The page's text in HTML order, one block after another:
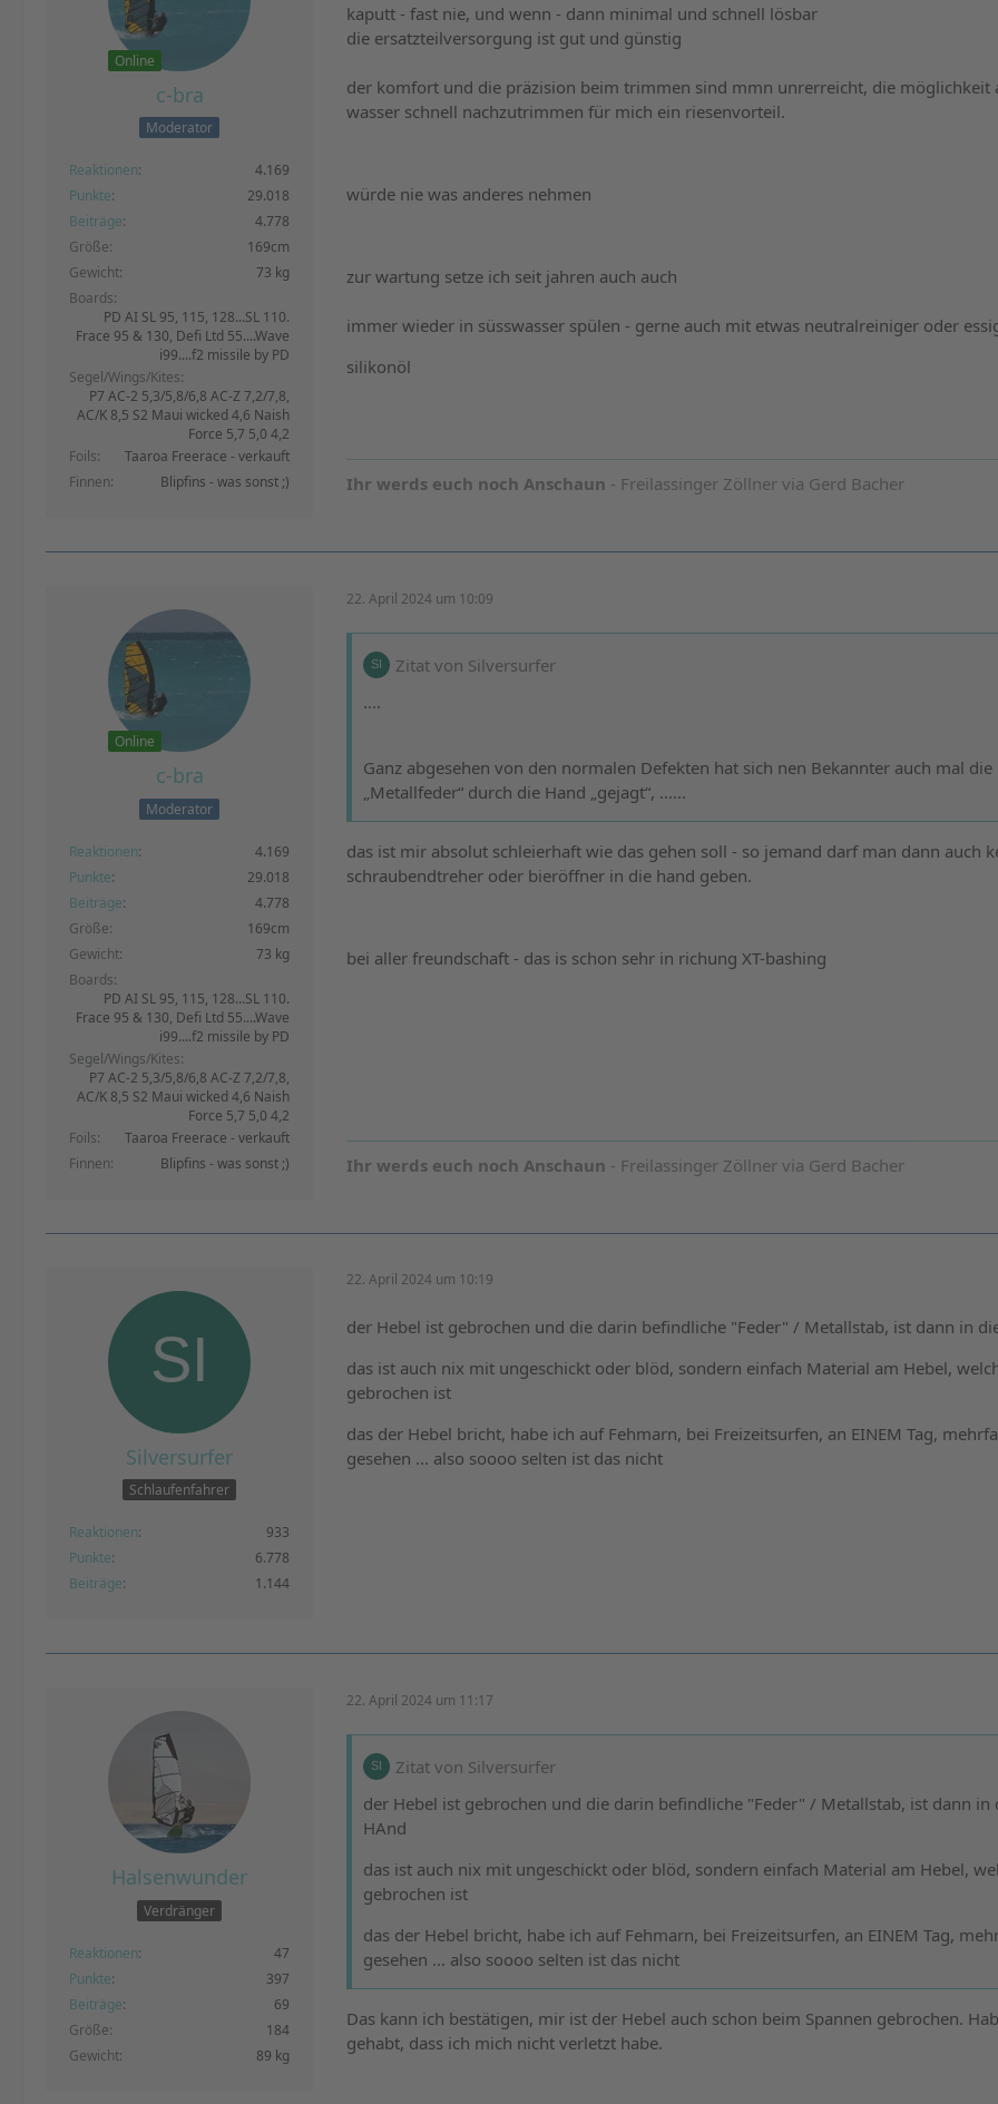
Online
c-bra
Moderator
Reaktionen
4.169
Punkte
29.018
Beiträge
4.778
Größe
169cm
Gewicht
73 kg
Boards
PD AI SL 95, 115, 128...SL 110.
Frace 95 & 130, Defi Ltd 55....Wave
i99....f2 missile by PD
Segel/Wings/Kites
P7 AC-2 5,3/5,8/6,8 AC-Z 7,2/7,8,
AC/K 8,5 S2 Maui wicked 4,6 Naish
Force 5,7 5,0 4,2
Foils
Taaroa Freerace - verkauft
Finnen
Blipfins - was sonst ;)
kaputt - fast nie, und wenn - dann minimal und schnell lösbar
die ersatzteilversorgung ist gut und günstig
der komfort und die präzision beim trimmen sind mmn unrerreicht, die möglichkeit
wasser schnell nachzutrimmen für mich ein riesenvorteil.
würde nie was anderes nehmen
zur wartung setze ich seit jahren auch auch
immer wieder in süsswasser spülen - gerne auch mit etwas neutralreiniger oder
silikonöl
Ihr werds euch noch Anschaun - Freilassinger Zöllner via Gerd Bacher
Online
c-bra
Moderator
Reaktionen
4.169
Punkte
29.018
Beiträge
4.778
Größe
169cm
Gewicht
73 kg
Boards
PD AI SL 95, 115, 128...SL 110.
Frace 95 & 130, Defi Ltd 55....Wave
i99....f2 missile by PD
Segel/Wings/Kites
P7 AC-2 5,3/5,8/6,8 AC-Z 7,2/7,8,
AC/K 8,5 S2 Maui wicked 4,6 Naish
Force 5,7 5,0 4,2
Foils
Taaroa Freerace - verkauft
Finnen
Blipfins - was sonst ;)
22. April 2024 um 10:09
Zitat von Silversurfer
....
Ganz abgesehen von den normalen Defekten hat sich nen Bekannter auch mal die
„Metallfeder“ durch die Hand „gejagt“, ......
das ist mir absolut schleierhaft wie das gehen soll - so jemand darf man dann auch
schraubendtreher oder bieröffner in die hand geben.
bei aller freundschaft - das is schon sehr in richung XT-bashing
Ihr werds euch noch Anschaun - Freilassinger Zöllner via Gerd Bacher
Silversurfer
Schlaufenfahrer
Reaktionen
933
Punkte
6.778
Beiträge
1.144
22. April 2024 um 10:19
der Hebel ist gebrochen und die darin befindliche "Feder" / Metallstab, ist dann in
das ist auch nix mit ungeschickt oder blöd, sondern einfach Material am Hebel,
gebrochen ist
das der Hebel bricht, habe ich auf Fehmarn, bei Freizeitsurfen, an EINEM Tag,
gesehen ... also soooo selten ist das nicht
Halsenwunder
Verdränger
Reaktionen
47
Punkte
397
Beiträge
69
Größe
184
Gewicht
89 kg
22. April 2024 um 11:17
Zitat von Silversurfer
der Hebel ist gebrochen und die darin befindliche "Feder" / Metallstab, ist dann in
HAnd
das ist auch nix mit ungeschickt oder blöd, sondern einfach Material am Hebel,
gebrochen ist
das der Hebel bricht, habe ich auf Fehmarn, bei Freizeitsurfen, an EINEM Tag,
gesehen ... also soooo selten ist das nicht
Das kann ich bestätigen, mir ist der Hebel auch schon beim Spannen gebrochen.
gehabt, dass ich mich nicht verletzt habe.